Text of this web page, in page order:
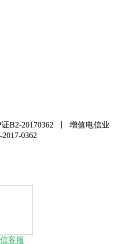
B2-20170362 丨 增值电信业
0362
客服